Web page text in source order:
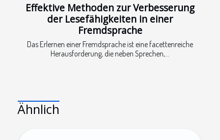
Effektive Methoden zur Verbesserung
der Lesefähigkeiten in einer
Fremdsprache
Das Erlernen einer Fremdsprache ist eine facettenreiche
Herausforderung, die neben Sprechen,...
Ähnlich